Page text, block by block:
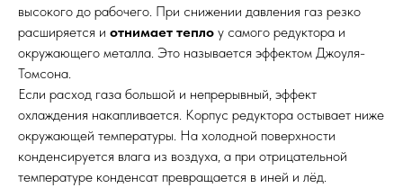
высокого до рабочего. При снижении давления газ резко
расширяется и отнимает тепло у самого редуктора и
окружающего металла. Это называется эффектом Джоуля-
Томсона.
Если расход газа большой и непрерывный, эффект
охлаждения накапливается. Корпус редуктора остывает ниже
окружающей температуры. На холодной поверхности
конденсируется влага из воздуха, а при отрицательной
температуре конденсат превращается в иней и лёд.